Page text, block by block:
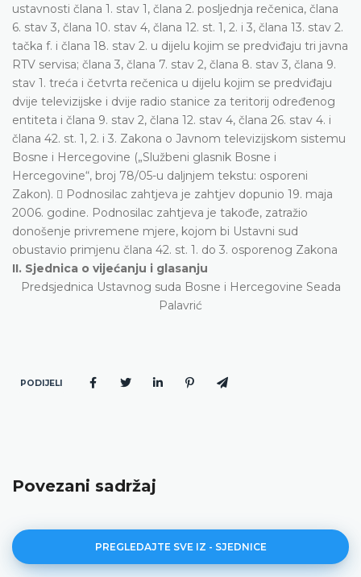
ustavnosti člana 1. stav 1, člana 2. posljednja rečenica, člana
6. stav 3, člana 10. stav 4, člana 12. st. 1, 2. i 3, člana 13. stav 2.
tačka f. i člana 18. stav 2. u dijelu kojim se predviđaju tri javna
RTV servisa; člana 3, člana 7. stav 2, člana 8. stav 3, člana 9.
stav 1. treća i četvrta rečenica u dijelu kojim se predviđaju
dvije televizijske i dvije radio stanice za teritorij određenog
entiteta i člana 9. stav 2, člana 12. stav 4, člana 26. stav 4. i
člana 42. st. 1, 2. i 3. Zakona o Javnom televizijskom sistemu
Bosne i Hercegovine („Službeni glasnik Bosne i
Hercegovine“, broj 78/05-u daljnjem tekstu: osporeni
Zakon).  Podnosilac zahtjeva je zahtjev dopunio 19. maja
2006. godine. Podnosilac zahtjeva je takođe, zatražio
donošenje privremene mjere, kojom bi Ustavni sud
obustavio primjenu člana 42. st. 1. do 3. osporenog Zakona
II. Sjednica o vijećanju i glasanju
Predsjednica Ustavnog suda Bosne i Hercegovine Seada
Palavrić
PODIJELI
Povezani sadržaj
PREGLEDAJTE SVE IZ - SJEDNICE